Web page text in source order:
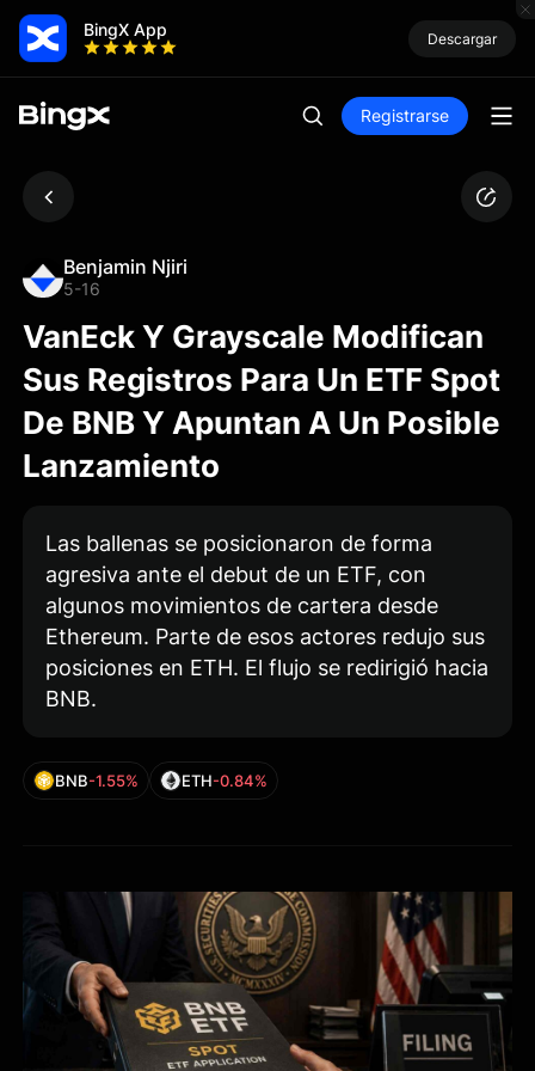
BingX App Descargar
Registrarse
Benjamin Njiri
5-16
VanEck Y Grayscale Modifican
Sus Registros Para Un ETF Spot
De BNB Y Apuntan A Un Posible
Lanzamiento
Las ballenas se posicionaron de forma
agresiva ante el debut de un ETF, con
algunos movimientos de cartera desde
Ethereum. Parte de esos actores redujo sus
posiciones en ETH. El flujo se redirigió hacia
BNB.
BNB-1.55% ETH-0.84%